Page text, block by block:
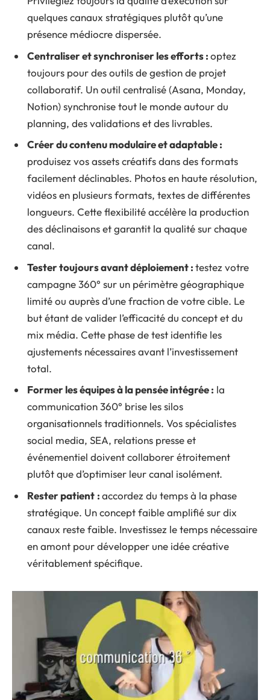
quelques canaux stratégiques plutôt qu’une
présence médiocre dispersée.
Centraliser et synchroniser les efforts :optez
toujours pour des outils de gestion de projet
collaboratif. Un outil centralisé (Asana, Monday,
Notion) synchronise tout le monde autour du
planning, des validations et des livrables.
Créer du contenu modulaire et adaptable :
produisez vos assets créatifs dans des formats
facilement déclinables. Photos en haute résolution,
vidéos en plusieurs formats, textes de différentes
longueurs. Cette flexibilité accélère la production
des déclinaisons et garantit la qualité sur chaque
canal.
Tester toujours avant déploiement :testez votre
campagne 360° sur un périmètre géographique
limité ou auprès d’une fraction de votre cible. Le
but étant de valider l’efficacité du concept et du
mix média. Cette phase de test identifie les
ajustements nécessaires avant l’investissement
total.
Former les équipes à la pensée intégrée : la
communication 360° brise les silos
organisationnels traditionnels. Vos spécialistes
social media, SEA, relations presse et
événementiel doivent collaborer étroitement
plutôt que d’optimiser leur canal isolément.
Rester patient :accordez du temps à la phase
stratégique. Un concept faible amplifié sur dix
canaux reste faible. Investissez le temps nécessaire
en amont pour développer une idée créative
véritablement spécifique.